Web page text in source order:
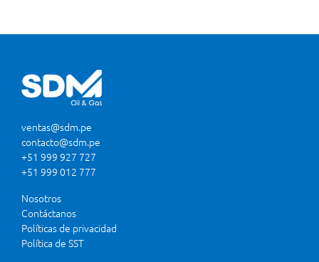
ventas@sdm.pe
contacto@sdm.pe
+51 999 927 727
+51 999 012 777
Nosotros
Contáctanos
Políticas de privacidad
Política de SST